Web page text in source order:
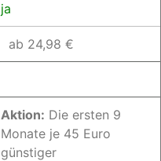
ja
ab 24,98 €
Aktion: Die ersten 9
Monate je 45 Euro
günstiger